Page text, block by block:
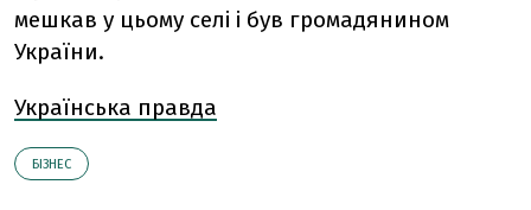
мешкав у цьому селі і був громадянином
України.
Українська правда
БІЗНЕС